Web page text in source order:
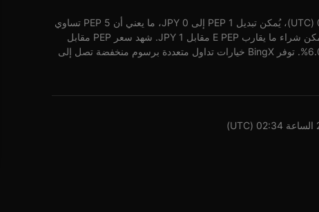
اعتباراً من 08-08-2026، الساعة 02:34 (UTC)، يُمكن تبديل 1 PEP إلى 0 JPY، ما يعني أن 5 PEP تساوي
حوالي 0 JPY. وبأسعار الوقت الفعلي، يُمكن شراء ما يقارب E PEP مقابل 1 JPY. شهد سعر PEP مقابل
JPY على مدار 24 ساعة ارتفاع بنسبة 6.01%. توفر BingX خيارات تداول متعددة برسوم منخفضة تصل إلى